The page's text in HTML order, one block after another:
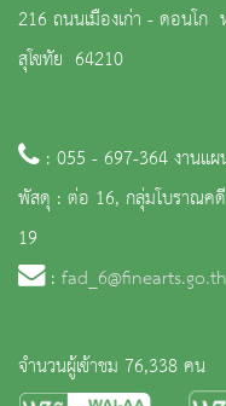
216 ถนนเมืองเก่า - ดอนโก
สุโขทัย 64210
: 055 - 697-364 งานแ
พัสดุ : ต่อ 16, กลุ่มโบราณค
19
: fad_6@finearts.go.th
จำนวนผู้เข้าชม 76,338 คน